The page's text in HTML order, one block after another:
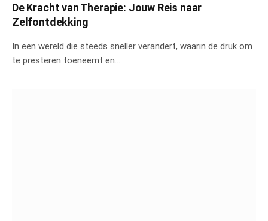
De Kracht van Therapie: Jouw Reis naar
Zelfontdekking
In een wereld die steeds sneller verandert, waarin de druk om
te presteren toeneemt en…